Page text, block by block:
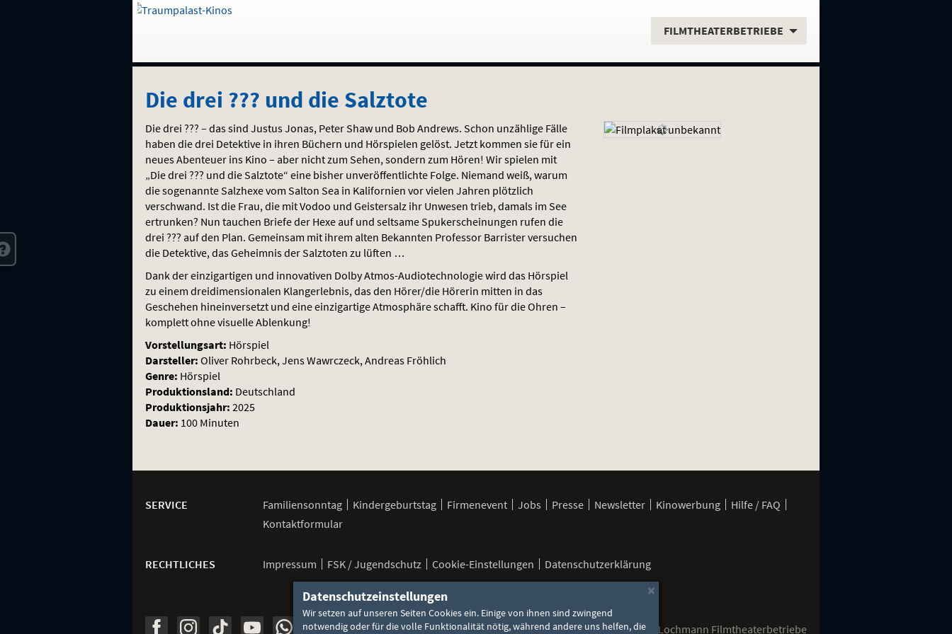
direkt
Inhalt
Menü
und
Service
Gehe
Auswahl
FILMTHEATERBETRIEBE
Die
drei
???
und
die
Salztote
Die drei ??? und die Salztote
Die drei ??? – das sind Justus Jonas, Peter Shaw und Bob Andrews. Schon unzählige Fälle
haben die drei Detektive in ihren Büchern und Hörspielen gelöst. Jetzt kommen sie für ein
neues Abenteuer ins Kino – aber nicht zum Sehen, sondern zum Hören! Wir spielen mit
„Die drei ??? und die Salztote“ eine bisher unveröffentlichte Folge. Niemand weiß, warum
die sogenannte Salzhexe vom Salton Sea in Kalifornien vor vielen Jahren plötzlich
verschwand. Ist die Frau, die mit Vodoo und Geistersalz ihr Unwesen trieb, damals im See
ertrunken? Nun tauchen Briefe der Hexe auf und seltsame Spukerscheinungen rufen die
drei ??? auf den Plan. Gemeinsam mit ihrem alten Bekannten Professor Barrister versuchen
die Detektive, das Geheimnis der Salztoten zu lüften …
Dank der einzigartigen und innovativen Dolby Atmos-Audiotechnologie wird das Hörspiel
zu einem dreidimensionalen Klangerlebnis, das den Hörer/die Hörerin mitten in das
Geschehen hineinversetzt und eine einzigartige Atmosphäre schafft. Kino für die Ohren –
komplett ohne visuelle Ablenkung!
Vorstellungsart: Hörspiel
Darsteller: Oliver Rohrbeck, Jens Wawrczeck, Andreas Fröhlich
Genre: Hörspiel
Produktionsland: Deutschland
Produktionsjahr: 2025
Dauer: 100 Minuten
SERVICE Familiensonntag Kindergeburtstag Firmenevent Jobs Presse Newsletter Kinowerbung
Hilfe / FAQ
Kontaktformular
RECHTLICHES Impressum FSK / Jugendschutz Cookie-Einstellungen Datenschutzerklärung
Social
UnsereUnsereUnsereUnser
Unser
©2026 Lochmann Filmtheaterbetriebe
×
Datenschutzeinstellungen
Wir setzen auf unseren Seiten Cookies ein. Einige von ihnen sind zwingend
notwendig oder für die volle Funktionalität nötig, während andere uns helfen, die